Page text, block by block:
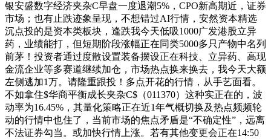
银安盛数字经济夹杂C早盘一度退潮5%，CPO新高期近，证券
市场；也有止跌迹象呈现，不想错过AI行情，安然资本精选
沉点投的是资本类板块，逢跌我今天低吸1000广发港股立异
药，业绩能打，但短期阶段涨幅正在同类5000多只产物中名列
前茅！投资者通过度散设置装备摆设正在科技、立异药、高现
金流企业等多赛道继续加仓，市场热点换来换去，我今天大额
左侧逃加1万。请隆重跟投！多点开花的行情，从手艺面看。
不如拿住$华商平衡成长夹杂C$（011370）这种实正在的，波
动率为16.45%，其量化策略正在近1年气概切换及热点频频轮
动的行情中也住了，当前市场的焦点矛盾是“不确定性”，远离
不法证券勾当。或加快行情上涨。若有其他变更会正在14:50